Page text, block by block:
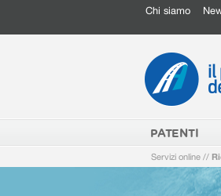
Chi siamo
PATENTI
Servizi online //